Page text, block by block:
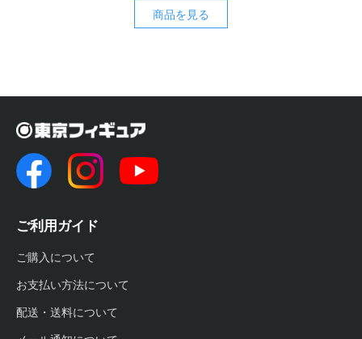
商品を見る
ご利用ガイド
ご購入について
お支払い方法について
配送・送料について